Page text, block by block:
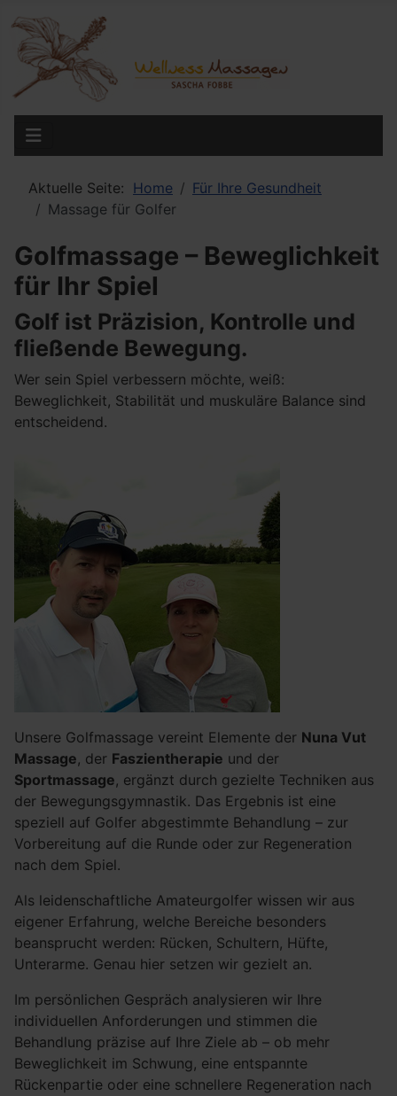
Aktuelle Seite: Home
Für Ihre Gesundheit
Massage für Golfer
Golfmassage – Beweglichkeit
für Ihr Spiel
Golf ist Präzision, Kontrolle und
fließende Bewegung.
Wer sein Spiel verbessern möchte, weiß:
Beweglichkeit, Stabilität und muskuläre Balance sind
entscheidend.
Unsere Golfmassage vereint Elemente der Nuna Vut
Massage, der Faszientherapie und der
Sportmassage, ergänzt durch gezielte Techniken aus
der Bewegungsgymnastik. Das Ergebnis ist eine
speziell auf Golfer abgestimmte Behandlung – zur
Vorbereitung auf die Runde oder zur Regeneration
nach dem Spiel.
Als leidenschaftliche Amateurgolfer wissen wir aus
eigener Erfahrung, welche Bereiche besonders
beansprucht werden: Rücken, Schultern, Hüfte,
Unterarme. Genau hier setzen wir gezielt an.
Im persönlichen Gespräch analysieren wir Ihre
individuellen Anforderungen und stimmen die
Behandlung präzise auf Ihre Ziele ab – ob mehr
Beweglichkeit im Schwung, eine entspannte
Rückenpartie oder eine schnellere Regeneration nach